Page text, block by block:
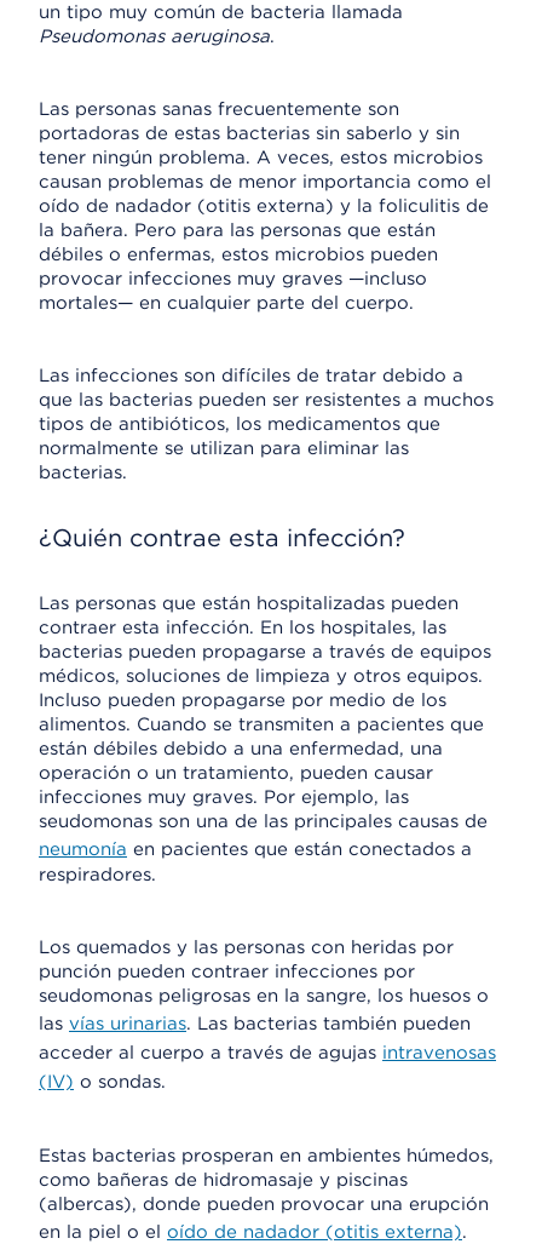
un tipo muy común de bacteria llamada
Pseudomonas aeruginosa.
Las personas sanas frecuentemente son
portadoras de estas bacterias sin saberlo y sin
tener ningún problema. A veces, estos microbios
causan problemas de menor importancia como el
oído de nadador (otitis externa) y la foliculitis de
la bañera. Pero para las personas que están
débiles o enfermas, estos microbios pueden
provocar infecciones muy graves —incluso
mortales— en cualquier parte del cuerpo.
Las infecciones son difíciles de tratar debido a
que las bacterias pueden ser resistentes a muchos
tipos de antibióticos, los medicamentos que
normalmente se utilizan para eliminar las
bacterias.
¿Quién contrae esta infección?
Las personas que están hospitalizadas pueden
contraer esta infección. En los hospitales, las
bacterias pueden propagarse a través de equipos
médicos, soluciones de limpieza y otros equipos.
Incluso pueden propagarse por medio de los
alimentos. Cuando se transmiten a pacientes que
están débiles debido a una enfermedad, una
operación o un tratamiento, pueden causar
infecciones muy graves. Por ejemplo, las
seudomonas son una de las principales causas de
neumonía en pacientes que están conectados a
respiradores.
Los quemados y las personas con heridas por
punción pueden contraer infecciones por
seudomonas peligrosas en la sangre, los huesos o
las vías urinarias. Las bacterias también pueden
acceder al cuerpo a través de agujas intravenosas
(IV) o sondas.
Estas bacterias prosperan en ambientes húmedos,
como bañeras de hidromasaje y piscinas
(albercas), donde pueden provocar una erupción
en la piel o el oído de nadador (otitis externa).